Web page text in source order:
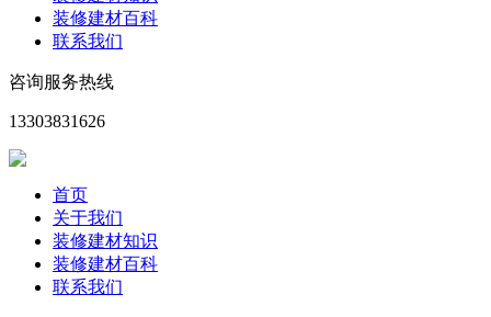
装修建材百科
联系我们
咨询服务热线
13303831626
首页
关于我们
装修建材知识
装修建材百科
联系我们